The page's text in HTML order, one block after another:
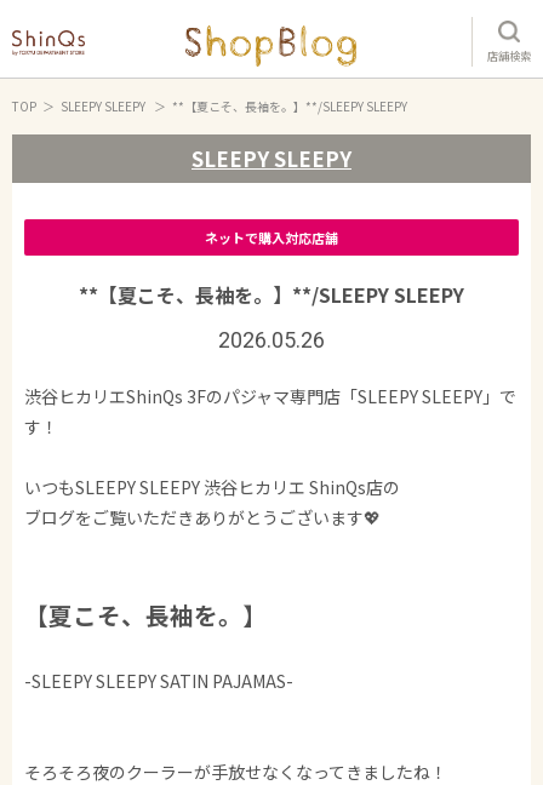
店舗検索
TOP SLEEPY SLEEPY **【夏こそ、長袖を。】**/SLEEPY SLEEPY
SLEEPY SLEEPY
ネットで購入対応店舗
**【夏こそ、長袖を。】**/SLEEPY SLEEPY
2026.05.26
渋谷ヒカリエShinQs 3Fのパジャマ専門店「SLEEPY SLEEPY」で
す！
いつもSLEEPY SLEEPY 渋谷ヒカリエ ShinQs店の
ブログをご覧いただきありがとうございます💖
【夏こそ、長袖を。】
-SLEEPY SLEEPY SATIN PAJAMAS-
そろそろ夜のクーラーが手放せなくなってきましたね！